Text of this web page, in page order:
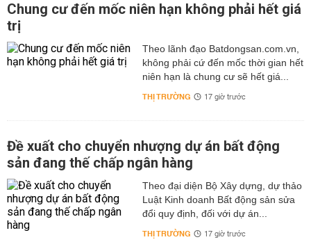
Chung cư đến mốc niên hạn không phải hết giá
trị
Theo lãnh đạo Batdongsan.com.vn,
không phải cứ đến mốc thời gian hết
niên hạn là chung cư sẽ hết giá...
THỊ TRƯỜNG 17 giờ trước
Đề xuất cho chuyển nhượng dự án bất động
sản đang thế chấp ngân hàng
Theo đại diện Bộ Xây dựng, dự thảo
Luật Kinh doanh Bất động sản sửa
đổi quy định, đối với dự án...
THỊ TRƯỜNG 17 giờ trước